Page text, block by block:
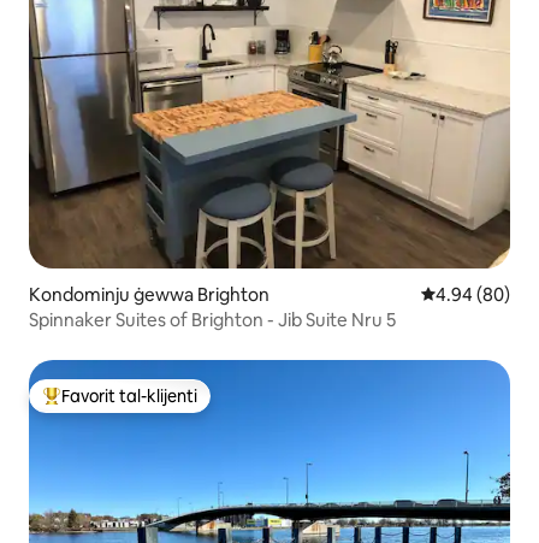
Kondominju ġewwa Brighton Rating medju
4.94 (80)
Spinnaker Suites of Brighton - Jib Suite Nru 5
Wieħed mill-aqwa favoriti tal-klijenti
Favorit tal-klijenti